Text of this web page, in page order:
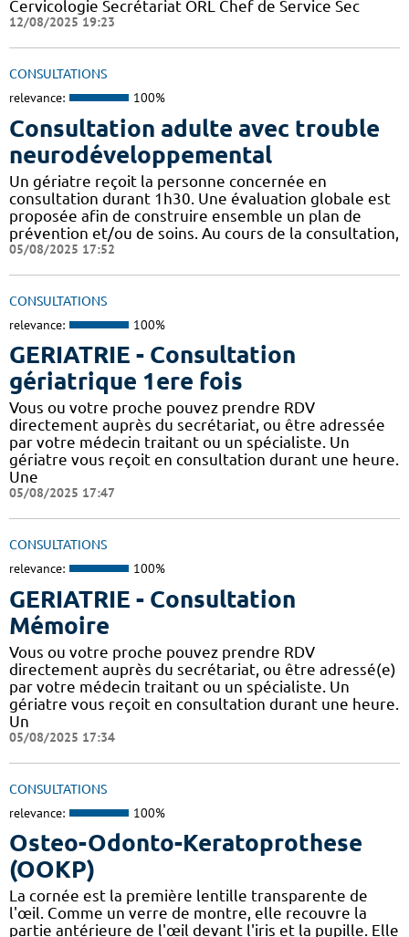
Cervicologie Secrétariat ORL Chef de Service Sec
12/08/2025 19:23
CONSULTATIONS
relevance: 100%
Consultation adulte avec trouble
neurodéveloppemental
Un gériatre reçoit la personne concernée en
consultation durant 1h30. Une évaluation globale est
proposée afin de construire ensemble un plan de
prévention et/ou de soins. Au cours de la consultation,
05/08/2025 17:52
CONSULTATIONS
relevance: 100%
GERIATRIE - Consultation
gériatrique 1ere fois
Vous ou votre proche pouvez prendre RDV
directement auprès du secrétariat, ou être adressée
par votre médecin traitant ou un spécialiste. Un
gériatre vous reçoit en consultation durant une heure.
Une
05/08/2025 17:47
CONSULTATIONS
relevance: 100%
GERIATRIE - Consultation
Mémoire
Vous ou votre proche pouvez prendre RDV
directement auprès du secrétariat, ou être adressé(e)
par votre médecin traitant ou un spécialiste. Un
gériatre vous reçoit en consultation durant une heure.
Un
05/08/2025 17:34
CONSULTATIONS
relevance: 100%
Osteo-Odonto-Keratoprothese
(OOKP)
La cornée est la première lentille transparente de
l'œil. Comme un verre de montre, elle recouvre la
partie antérieure de l'œil devant l'iris et la pupille. Elle